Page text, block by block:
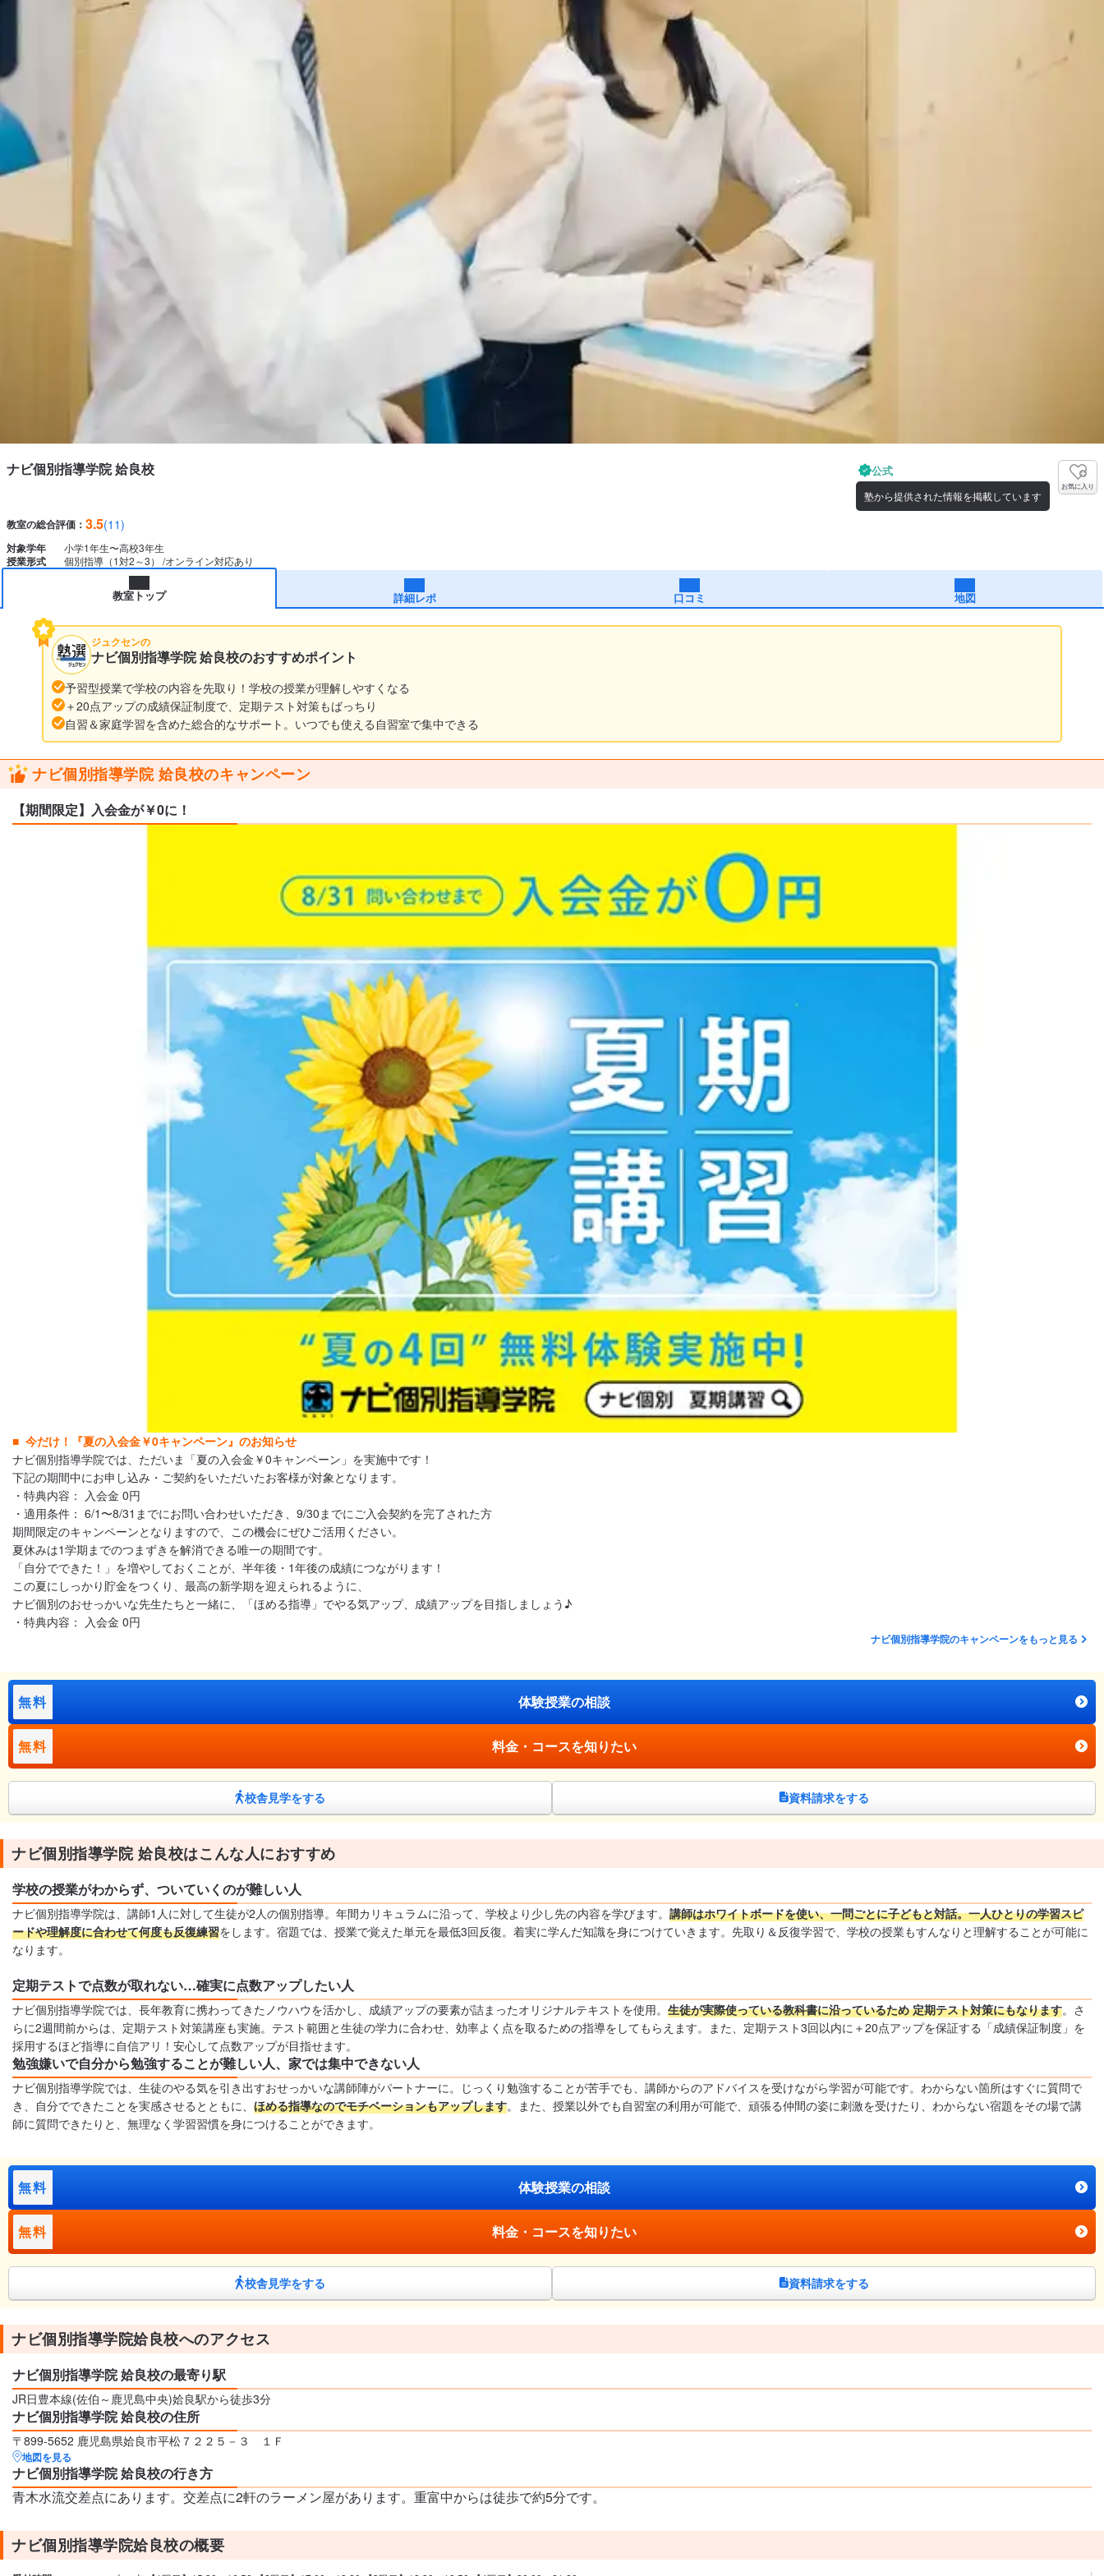
ナビ個別指導学院 姶良校 公式
塾から提供された情報を掲載しています
教室の総合評価： 3.5(11)
お気に入り
対象学年 小学1年生〜高校3年生
授業形式 個別指導（1対2～3） オンライン対応あり
教室トップ 詳細レポ 口コミ 地図
ジュクセンの
ナビ個別指導学院 姶良校のおすすめポイント
予習型授業で学校の内容を先取り！学校の授業が理解しやすくなる
＋20点アップの成績保証制度で、定期テスト対策もばっちり
自習＆家庭学習を含めた総合的なサポート。いつでも使える自習室で集中できる
ナビ個別指導学院 姶良校のキャンペーン
【期間限定】入会金が￥0に！
今だけ！『夏の入会金￥0キャンペーン』のお知らせ
ナビ個別指導学院では、ただいま「夏の入会金￥0キャンペーン」を実施中です！
下記の期間中にお申し込み・ご契約をいただいたお客様が対象となります。
・特典内容： 入会金 0円
・適用条件： 6/1〜8/31までにお問い合わせいただき、9/30までにご入会契約を完了された方
期間限定のキャンペーンとなりますので、この機会にぜひご活用ください。
夏休みは1学期までのつまずきを解消できる唯一の期間です。
「自分でできた！」を増やしておくことが、半年後・1年後の成績につながります！
この夏にしっかり貯金をつくり、最高の新学期を迎えられるように、
ナビ個別のおせっかいな先生たちと一緒に、「ほめる指導」でやる気アップ、成績アップを目指しましょう♪
・特典内容： 入会金 0円
ナビ個別指導学院のキャンペーンをもっと見る
無料 体験授業の相談
無料 料金・コースを知りたい
校舎見学をする 資料請求をする
ナビ個別指導学院 姶良校はこんな人におすすめ
学校の授業がわからず、ついていくのが難しい人
ナビ個別指導学院は、講師1人に対して生徒が2人の個別指導。年間カリキュラムに沿って、学校より少し先の内容を学びます。 講師はホワイトボードを使い、一問ごとに子どもと対話。一人ひとりの学習スピ
ードや理解度に合わせて何度も反復練習をします。宿題では、授業で覚えた単元を最低3回反復。着実に学んだ知識を身につけていきます。先取り＆反復学習で、学校の授業もすんなりと理解することが可能に
なります。
定期テストで点数が取れない…確実に点数アップしたい人
ナビ個別指導学院では、長年教育に携わってきたノウハウを活かし、成績アップの要素が詰まったオリジナルテキストを使用。 生徒が実際使っている教科書に沿っているため 定期テスト対策にもなります。さ
らに2週間前からは、定期テスト対策講座も実施。テスト範囲と生徒の学力に合わせ、効率よく点を取るための指導をしてもらえます。また、定期テスト3回以内に＋20点アップを保証する「成績保証制度」を
採用するほど指導に自信アリ！安心して点数アップが目指せます。
勉強嫌いで自分から勉強することが難しい人、家では集中できない人
ナビ個別指導学院では、生徒のやる気を引き出すおせっかいな講師陣がパートナーに。じっくり勉強することが苦手でも、講師からのアドバイスを受けながら学習が可能です。わからない箇所はすぐに質問で
き、自分でできたことを実感させるとともに、 ほめる指導なのでモチベーションもアップします。また、授業以外でも自習室の利用が可能で、頑張る仲間の姿に刺激を受けたり、わからない宿題をその場で講
師に質問できたりと、無理なく学習習慣を身につけることができます。
無料 体験授業の相談
無料 料金・コースを知りたい
校舎見学をする 資料請求をする
ナビ個別指導学院姶良校へのアクセス
ナビ個別指導学院 姶良校の最寄り駅
JR日豊本線(佐伯～鹿児島中央)姶良駅から徒歩3分
ナビ個別指導学院 姶良校の住所
〒899-5652 鹿児島県姶良市平松７２２５－３ １Ｆ
地図を見る
ナビ個別指導学院 姶良校の行き方
青木水流交差点にあります。交差点に2軒のラーメン屋があります。重富中からは徒歩で約5分です。
ナビ個別指導学院姶良校の概要